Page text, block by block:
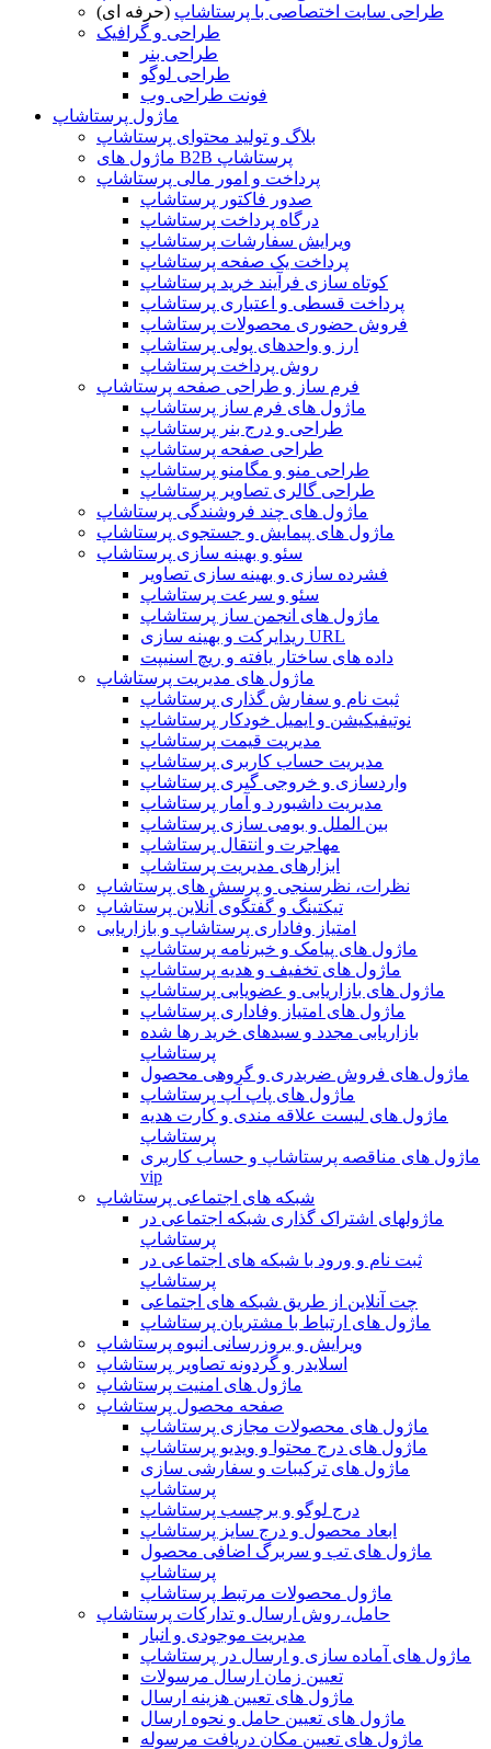
طراحی سایت اختصاصی با پرستاشاپ (حرفه ای)
طراحی و گرافیک
طراحی بنر
طراحی لوگو
فونت طراحی وب
ماژول پرستاشاپ
بلاگ و تولید محتوای پرستاشاپ
ماژول های B2B پرستاشاپ
پرداخت و امور مالی پرستاشاپ
صدور فاکتور پرستاشاپ
درگاه پرداخت پرستاشاپ
ویرایش سفارشات پرستاشاپ
پرداخت یک صفحه پرستاشاپ
کوتاه سازی فرآیند خرید پرستاشاپ
پرداخت قسطی و اعتباری پرستاشاپ
فروش حضوری محصولات پرستاشاپ
ارز و واحدهای پولی پرستاشاپ
روش پرداخت پرستاشاپ
فرم ساز و طراحی صفحه پرستاشاپ
ماژول های فرم ساز پرستاشاپ
طراحی و درج بنر پرستاشاپ
طراحی صفحه پرستاشاپ
طراحی منو و مگامنو پرستاشاپ
طراحی گالری تصاویر پرستاشاپ
ماژول های چند فروشندگی پرستاشاپ
ماژول های پیمایش و جستجوی پرستاشاپ
سئو و بهینه سازی پرستاشاپ
فشرده سازی و بهینه سازی تصاویر
سئو و سرعت پرستاشاپ
ماژول های انجمن ساز پرستاشاپ
ریدایرکت و بهینه سازی URL
داده های ساختار یافته و ریچ اسنیپت
ماژول های مدیریت پرستاشاپ
ثبت نام و سفارش گذاری پرستاشاپ
نوتیفیکیشن و ایمیل خودکار پرستاشاپ
مدیریت قیمت پرستاشاپ
مدیریت حساب کاربری پرستاشاپ
واردسازی و خروجی گیری پرستاشاپ
مدیریت داشبورد و آمار پرستاشاپ
بین الملل و بومی سازی پرستاشاپ
مهاجرت و انتقال پرستاشاپ
ابزارهای مدیریت پرستاشاپ
نظرات، نظرسنجی و پرسش های پرستاشاپ
تیکتینگ و گفتگوی آنلاین پرستاشاپ
امتیاز وفاداری پرستاشاپ و بازاریابی
ماژول های پیامک و خبرنامه پرستاشاپ
ماژول های تخفیف و هدیه پرستاشاپ
ماژول های بازاریابی و عضویابی پرستاشاپ
ماژول های امتیاز وفاداری پرستاشاپ
بازاریابی مجدد و سبدهای خرید رها شده
پرستاشاپ
ماژول های فروش ضربدری و گروهی محصول
ماژول های پاپ آپ پرستاشاپ
ماژول های لیست علاقه مندی و کارت هدیه
پرستاشاپ
ماژول های مناقصه پرستاشاپ و حساب کاربری
vip
شبکه های اجتماعی پرستاشاپ
ماژولهای اشتراک‌ گذاری شبکه اجتماعی در
پرستاشاپ
ثبت نام و ورود با شبکه های اجتماعی در
پرستاشاپ
چت آنلاین از طریق شبکه های اجتماعی
ماژول های ارتباط با مشتریان پرستاشاپ
ویرایش و بروزرسانی انبوه پرستاشاپ
اسلایدر و گردونه تصاویر پرستاشاپ
ماژول های امنیت پرستاشاپ
صفحه محصول پرستاشاپ
ماژول های محصولات مجازی پرستاشاپ
ماژول های درج محتوا و ویدیو پرستاشاپ
ماژول های ترکیبات و سفارشی سازی
پرستاشاپ
درج لوگو و برچسب پرستاشاپ
ابعاد محصول و درج سایز پرستاشاپ
ماژول های تب و سربرگ اضافی محصول
پرستاشاپ
ماژول محصولات مرتبط پرستاشاپ
حامل، روش ارسال و تدارکات پرستاشاپ
مدیریت موجودی و انبار
ماژول های آماده سازی و ارسال در پرستاشاپ
تعیین زمان ارسال مرسولات
ماژول های تعیین هزینه ارسال
ماژول های تعیین حامل و نحوه ارسال
ماژول های تعیین مکان دریافت مرسوله